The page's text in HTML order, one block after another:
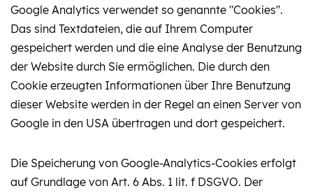
Google Analytics verwendet so genannte "Cookies".
Das sind Textdateien, die auf Ihrem Computer
gespeichert werden und die eine Analyse der Benutzung
der Website durch Sie ermöglichen. Die durch den
Cookie erzeugten Informationen über Ihre Benutzung
dieser Website werden in der Regel an einen Server von
Google in den USA übertragen und dort gespeichert.
Die Speicherung von Google-Analytics-Cookies erfolgt
auf Grundlage von Art. 6 Abs. 1 lit. f DSGVO. Der